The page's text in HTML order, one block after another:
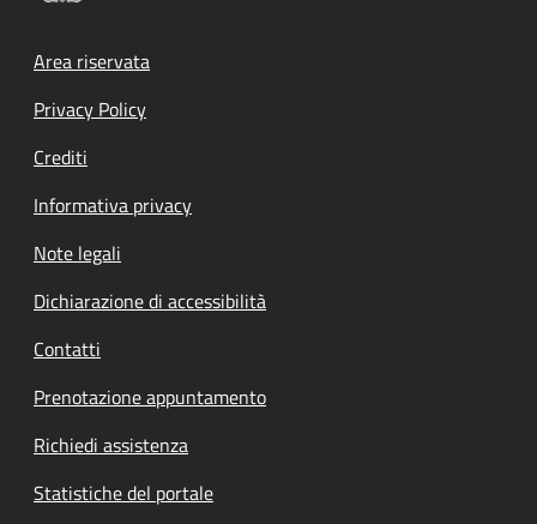
Footer menu
Area riservata
Privacy Policy
Crediti
Informativa privacy
Note legali
Dichiarazione di accessibilità
Contatti
Prenotazione appuntamento
Richiedi assistenza
Statistiche del portale